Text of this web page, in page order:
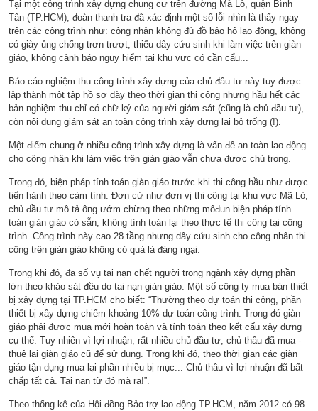
Tại một công trình xây dựng chung cư trên đường Mã Lò, quận Bình
Tân (TP.HCM), đoàn thanh tra đã xác định một số lỗi nhìn là thấy ngay
trên các công trình như: công nhân không đủ đồ bảo hộ lao động, không
có giày ủng chống trơn trượt, thiếu dây cứu sinh khi làm việc trên giàn
giáo, không cảnh báo nguy hiểm tại khu vực có cần cẩu...
Báo cáo nghiệm thu công trình xây dựng của chủ đầu tư này tuy được
lập thành một tập hồ sơ dày theo thời gian thi công nhưng hầu hết các
bản nghiệm thu chỉ có chữ ký của người giám sát (cũng là chủ đầu tư),
còn nội dung giám sát an toàn công trình xây dựng lại bỏ trống (!).
Một điểm chung ở nhiều công trình xây dựng là vấn đề an toàn lao động
cho công nhân khi làm việc trên giàn giáo vẫn chưa được chú trọng.
Trong đó, biện pháp tính toán giàn giáo trước khi thi công hầu như được
tiến hành theo cảm tính. Đơn cử như đơn vị thi công tại khu vực Mã Lò,
chủ đầu tư mô tả ông ướm chừng theo những môđun biện pháp tính
toán giàn giáo có sẵn, không tính toán lại theo thực tế thi công tại công
trình. Công trình này cao 28 tầng nhưng dây cứu sinh cho công nhân thi
công trên giàn giáo không có quả là đáng ngại.
Trong khi đó, đa số vụ tai nạn chết người trong ngành xây dựng phần
lớn theo khảo sát đều do tai nạn giàn giáo. Một số công ty mua bán thiết
bị xây dựng tại TP.HCM cho biết: “Thường theo dự toán thi công, phần
thiết bị xây dựng chiếm khoảng 10% dự toán công trình. Trong đó giàn
giáo phải được mua mới hoàn toàn và tính toán theo kết cấu xây dựng
cụ thể. Tuy nhiên vì lợi nhuận, rất nhiều chủ đầu tư, chủ thầu đã mua -
thuê lại giàn giáo cũ để sử dụng. Trong khi đó, theo thời gian các giàn
giáo tận dụng mua lại phần nhiều bị mục... Chủ thầu vì lợi nhuận đã bất
chấp tất cả. Tai nạn từ đó mà ra!”.
Theo thống kê của Hội đồng Bảo trợ lao động TP.HCM, năm 2012 có 98